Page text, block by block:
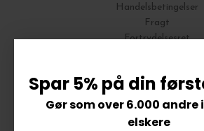
Handelsbetingelser
Fragt
Fortrydelsesret
Vores butik
Spar 5% på din
Gør som over 6.000
elskere